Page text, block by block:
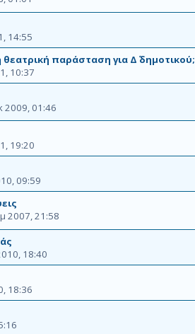
14:55
θεατρική παράσταση για Δ΄ δημοτικού;
10:37
2009, 01:46
19:20
09:59
2007, 21:58
18:40
18:36